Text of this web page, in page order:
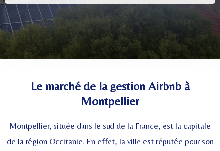
Le marché de la gestion Airbnb à
Montpellier
Montpellier, située dans le sud de la France, est la capitale
de la région Occitanie. En effet, la ville est réputée pour son